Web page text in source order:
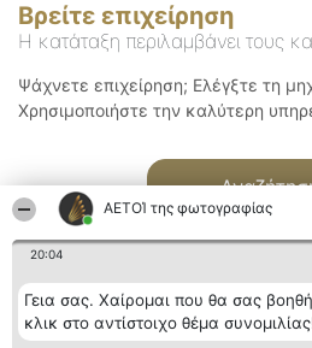
ΑΕΤΟΊ της φωτογραφίας
20:04
Γεια σας. Χαίρομαι που θα σας
κλικ στο αντίστοιχο θέμα
Βρείτε επιχείρηση
Η κατάταξη περιλαμβάνει τους
Ψάχνετε επιχείρηση; Ελέγξτε τη
Χρησιμοποιήστε την καλύτερη